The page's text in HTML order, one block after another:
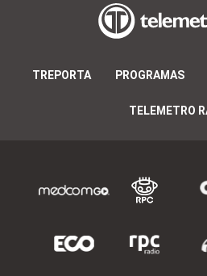
TREPORTA PROGRAMAS
TELEMETRO